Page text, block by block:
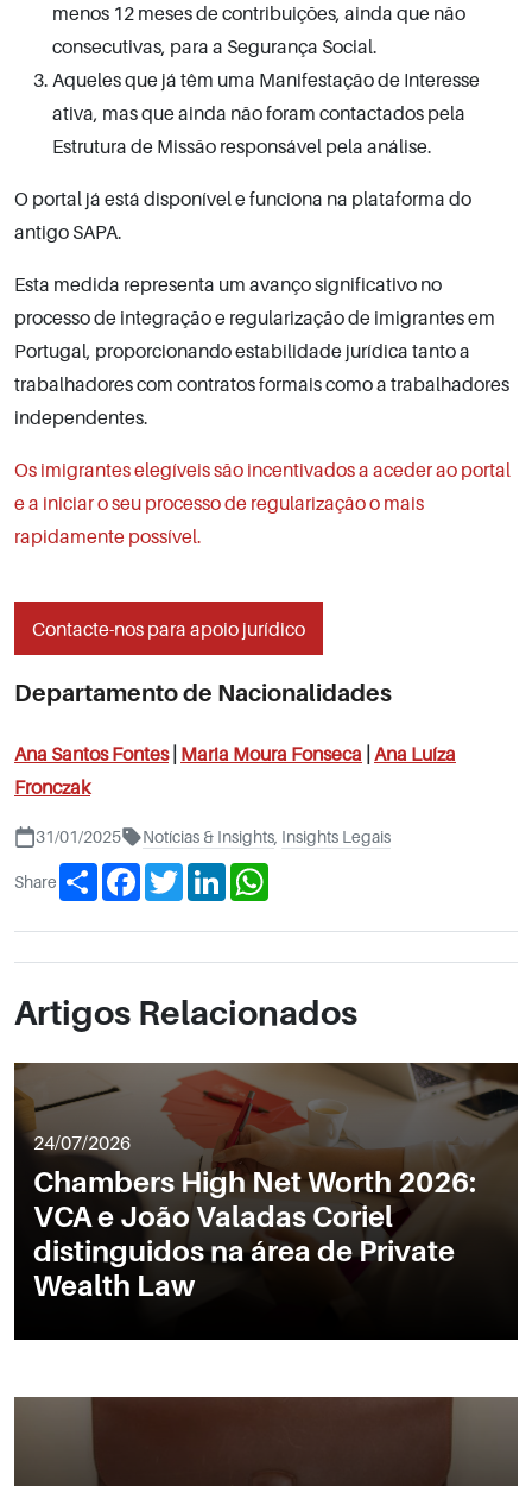
menos 12 meses de contribuições, ainda que não
consecutivas, para a Segurança Social.
Aqueles que já têm uma Manifestação de Interesse
ativa, mas que ainda não foram contactados pela
Estrutura de Missão responsável pela análise.
O portal já está disponível e funciona na plataforma do
antigo SAPA.
Esta medida representa um avanço significativo no
processo de integração e regularização de imigrantes em
Portugal, proporcionando estabilidade jurídica tanto a
trabalhadores com contratos formais como a trabalhadores
independentes.
Os imigrantes elegíveis são incentivados a aceder ao portal
e a iniciar o seu processo de regularização o mais
rapidamente possível.
Contacte-nos para apoio jurídico
Departamento de Nacionalidades
Ana Santos Fontes| Maria Moura Fonseca Ana Luíza
Fronczak
31/01/2025 Notícias & Insights Insights Legais
Share Share FacebookTwitterLinkedIn
Artigos Relacionados
24/07/2026
Chambers High Net Worth 2026:
VCA e João Valadas Coriel
distinguidos na área de Private
Wealth Law